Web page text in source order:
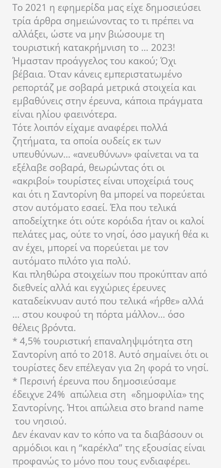
Το 2021 η εφημερίδα μας είχε δημοσιεύσει
τρία άρθρα σημειώνοντας το τι πρέπει να
αλλάξει, ώστε να μην βιώσουμε τη
τουριστική κατακρήμνιση το … 2023!
Ήμασταν προάγγελος του κακού; Όχι
βέβαια. Όταν κάνεις εμπεριστατωμένο
ρεπορτάζ με σοβαρά μετρικά στοιχεία και
εμβαθύνεις στην έρευνα, κάποια πράγματα
είναι ηλίου φαεινότερα.
Τότε λοιπόν είχαμε αναφέρει πολλά
ζητήματα, τα οποία ουδείς εκ των
υπευθύνων… «ανευθύνων» φαίνεται να τα
εξέλαβε σοβαρά, θεωρώντας ότι οι
«ακριβοί» τουρίστες είναι υποχείριά τους
και ότι η Σαντορίνη θα μπορεί να πορεύεται
στον αυτόματο εσαεί. Έλα που τελικά
αποδείχτηκε ότι ούτε κορόιδα ήταν οι καλοί
πελάτες μας, ούτε το νησί, όσο μαγική θέα κι
αν έχει, μπορεί να πορεύεται με τον
αυτόματο πιλότο για πολύ.
Και πληθώρα στοιχείων που προκύπταν από
διεθνείς αλλά και εγχώριες έρευνες
καταδείκνυαν αυτό που τελικά «ήρθε» αλλά
… στου κουφού τη πόρτα μάλλον… όσο
θέλεις βρόντα.
* 4,5% τουριστική επαναληψιμότητα στη
Σαντορίνη από το 2018. Αυτό σημαίνει ότι οι
τουρίστες δεν επέλεγαν για 2η φορά το νησί.
* Περσινή έρευνα που δημοσιεύσαμε
έδειχνε 24% απώλεια στη «δημοφιλία» της
Σαντορίνης. Ήτοι απώλεια στο brand name
του νησιού.
Δεν έκαναν καν το κόπο να τα διαβάσουν οι
αρμόδιοι και η “καρέκλα” της εξουσίας είναι
προφανώς το μόνο που τους ενδιαφέρει.